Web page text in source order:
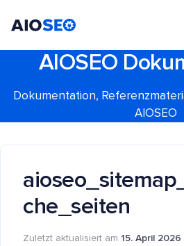
AIOSEO
Dokumentation,
AIOSEO
che_seiten
Zuletzt aktualisiert am 15. April 2026